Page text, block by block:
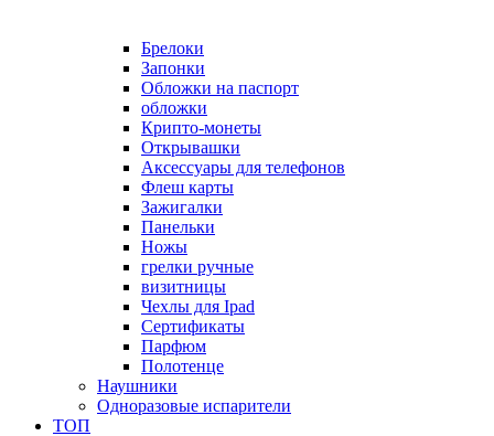
Брелоки
Запонки
Обложки на паспорт
обложки
Крипто-монеты
Открывашки
Аксессуары для телефонов
Флеш карты
Зажигалки
Панельки
Ножы
грелки ручные
визитницы
Чехлы для Ipad
Сертификаты
Парфюм
Полотенце
Наушники
Одноразовые испарители
ТОП